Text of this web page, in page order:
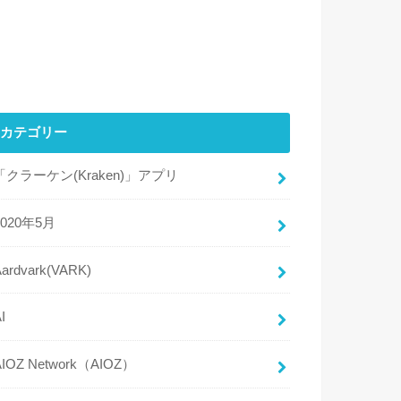
カテゴリー
クラーケン(Kraken)」アプリ
年5月
Network（AIOZ）